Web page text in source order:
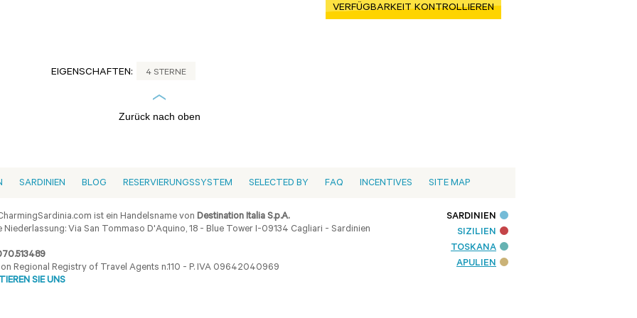
VERFÜGBARKEIT KONTROLLIEREN
EIGENSCHAFTEN: 4 STERNE
Zurück nach oben
SARDINIEN BLOG RESERVIERUNGSSYSTEM SELECTED BY FAQ INCENTIVES SITE MAP
ist ein Handelsname vonDestination Italia S.p.A.
Niederlassung: Via San Tommaso D'Aquino, 18 - Blue Tower I-09134 Cagliari - Sardinien
Regional Registry of Travel Agents n.110 - P. IVA 09642040969
SIE UNS
SARDINIEN
SIZILIEN
TOSKANA
APULIEN